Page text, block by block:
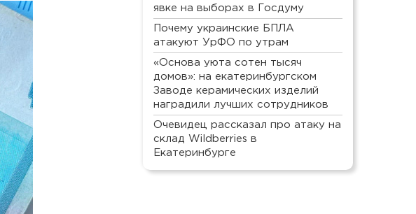
явке на выборах в Госдуму
Почему украинские БПЛА
атакуют УрФО по утрам
«Основа уюта сотен тысяч
домов»: на екатеринбургском
Заводе керамических изделий
наградили лучших сотрудников
Очевидец рассказал про атаку на
склад Wildberries в
Екатеринбурге